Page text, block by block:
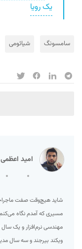
یک رویا
سامسونگ شیائومی
امید اعظمی
شاید هیچ‌وقت صفت
مسیری که آمدم نگاه
مهندسی نرم‌افزار و یک سال
ویکند بیرجند و سه سال